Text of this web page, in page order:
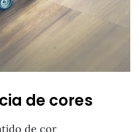
de cores
de cor